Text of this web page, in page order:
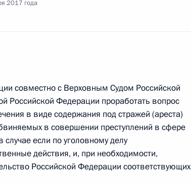
с членами Правительства
по вопросам экологического развития
2017 года
совместно с Верховным Судом Российской
Российской Федерации проработать вопрос
в виде содержания под стражей (ареста)
в совершении преступлений в сфере
если по уголовному делу
действия, и, при необходимости,
Российской Федерации соответствующих